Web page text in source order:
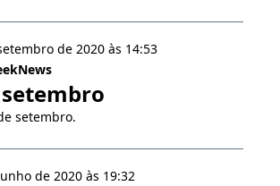
de 2020 às 14:53
setembro.
de 2020 às 19:32